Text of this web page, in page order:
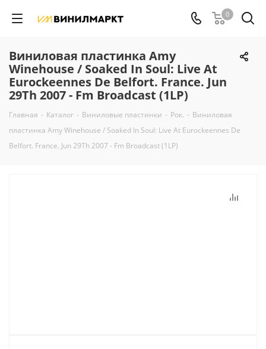
0
Виниловая пластинка Amy
Winehouse / Soaked In Soul: Live At
Eurockeennes De Belfort. France. Jun
29Th 2007 - Fm Broadcast (1LP)
Главная - Каталог - Виниловые пластинки - Рок. - Виниловая
пластинка Amy Winehouse / Soaked In Soul: Live At Eurockeennes De
Belfort. France. Jun 29Th 2007 - Fm Broadcast (1LP)